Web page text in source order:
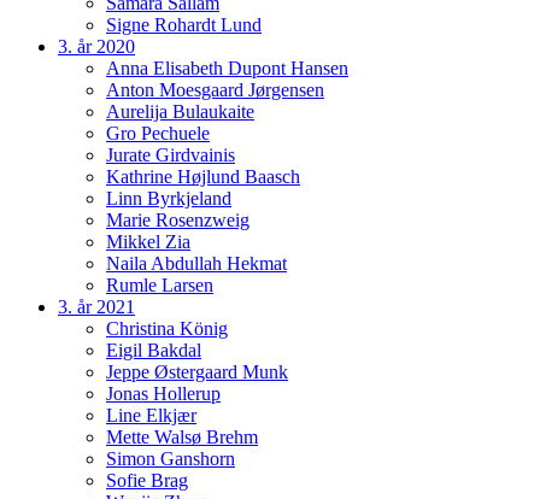
Signe Rohardt Lund
3. år 2020
Anna Elisabeth Dupont Hansen
Anton Moesgaard Jørgensen
Aurelija Bulaukaite
Gro Pechuele
Jurate Girdvainis
Kathrine Højlund Baasch
Linn Byrkjeland
Marie Rosenzweig
Mikkel Zia
Naila Abdullah Hekmat
Rumle Larsen
3. år 2021
Christina König
Eigil Bakdal
Jeppe Østergaard Munk
Jonas Hollerup
Line Elkjær
Mette Walsø Brehm
Simon Ganshorn
Sofie Brag